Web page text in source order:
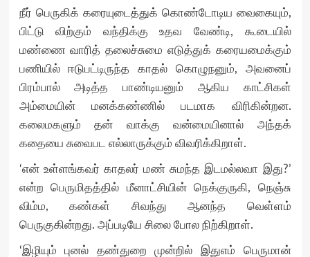
நீர் பெருகிக் கரையுடைத்துக் கொண்டோடிய வைகையும்,
பிட்டு விற்கும் வந்திக்கு உதவ வேண்டி, கூடையில்
மண்ணை வாரித் தலைச்சுமை எடுத்துக் கரையமைக்கும்
பணியில் ஈடுபட்டிருந்த காதல் கொழுநனும், அவனைப்
பிரம்பால் அடித்த பாண்டியனும் ஆகிய காட்சிகள்
அம்மையின் மனக்கண்ணில் படமாக விரிகின்றன.
கலைமகளும் தன் வாக்கு வன்மையினால் அந்தக்
கதையை சுவைபட எல்லாருக்கும் விவரிக்கிறாள்.
‘என் உள்ளங்கவர் காதலர் மண் சுமந்த இடமல்லவா இது?’
என்ற பெருமிதத்தில் மீனாட்சியின் நெக்குருகி, நெஞ்சு
விம்ம, கண்கள் சிவந்து ஆனந்த வெள்ளம்
பெருகுகின்றது. அப்படியே சிலை போல நிற்கிறாள்.
‘இழியும் புனல் தண்துறை முன்றில் இதுஎம் பெருமான்